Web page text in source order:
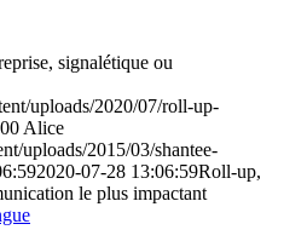
signalétique ou
uploads/2020/07/roll-up-
Alice
uploads/2015/03/shantee-
2020-07-28 13:06:59Roll-up,
le plus impactant